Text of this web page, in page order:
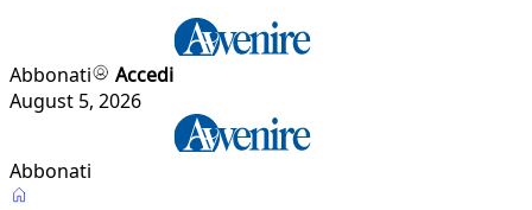
Abbonati
Accedi
August 5, 2026
Abbonati